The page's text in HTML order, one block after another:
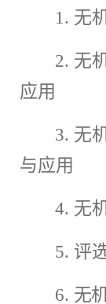
1. 无
2. 无
应用
3. 无
与应用
4. 无
5. 评
6. 无